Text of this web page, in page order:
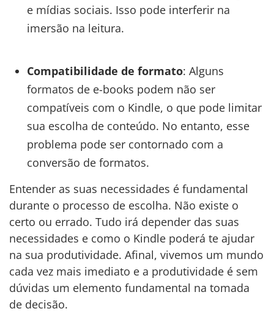
e mídias sociais. Isso pode interferir na
imersão na leitura.
Compatibilidade de formato: Alguns
formatos de e-books podem não ser
compatíveis com o Kindle, o que pode limitar
sua escolha de conteúdo. No entanto, esse
problema pode ser contornado com a
conversão de formatos.
Entender as suas necessidades é fundamental
durante o processo de escolha. Não existe o
certo ou errado. Tudo irá depender das suas
necessidades e como o Kindle poderá te ajudar
na sua produtividade. Afinal, vivemos um mundo
cada vez mais imediato e a produtividade é sem
dúvidas um elemento fundamental na tomada
de decisão.